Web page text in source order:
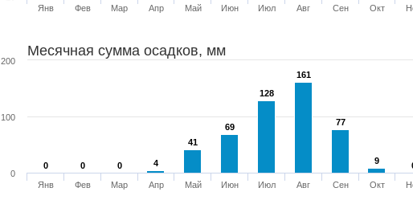
Янв Фев Мар Апр Май Июн Июл Авг Сен Окт
Месячная сумма осадков, мм
0
0 0
0 0
0 4
4
41
41
69
69
128
128
161
161
77
77
9
9
Янв
Фев Мар Апр Май Июн Июл Авг Сен Окт
0
100
200